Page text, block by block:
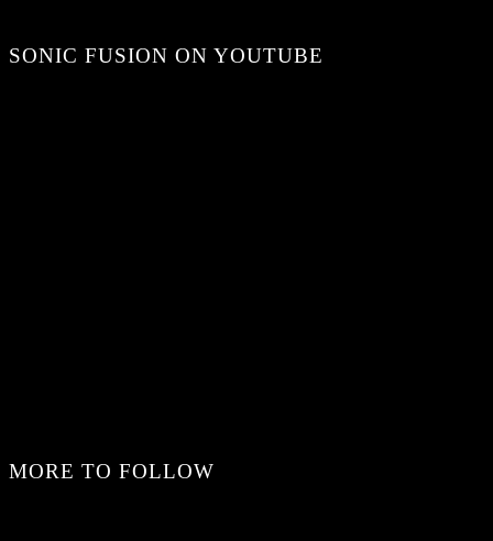
SONIC FUSION ON YOUTUBE
MORE TO FOLLOW